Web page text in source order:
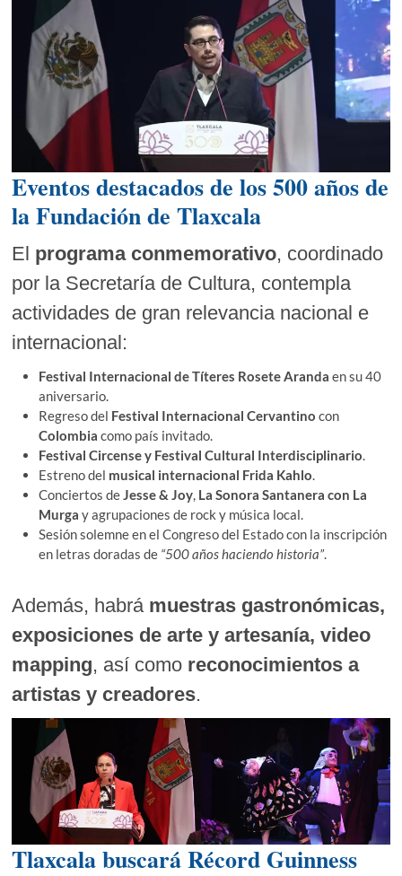
Eventos destacados de los 500 años de
la Fundación de Tlaxcala
El programa conmemorativo, coordinado
por la Secretaría de Cultura, contempla
actividades de gran relevancia nacional e
internacional:
Festival Internacional de Títeres Rosete Aranda en su 40
aniversario.
Regreso del Festival Internacional Cervantino con
Colombia como país invitado.
Festival Circense y Festival Cultural Interdisciplinario.
Estreno del musical internacional Frida Kahlo.
Conciertos deJesse & Joy, La Sonora Santanera con La
Murga y agrupaciones de rock y música local.
Sesión solemne en el Congreso del Estado con la inscripción
en letras doradas de “500 años haciendo historia”.
Además, habrá muestras gastronómicas,
exposiciones de arte y artesanía, video
mapping, así como reconocimientos a
artistas y creadores.
Tlaxcala buscará Récord Guinness